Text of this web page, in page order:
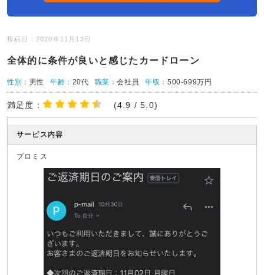
投稿日：2020年11月13日
全体的に条件が良いと感じたカードローン
性別： 男性 年齢： 20代 職業：会社員 年収：500-699万円
満足度： (4.9 / 5.0)
サービス内容
プロミス